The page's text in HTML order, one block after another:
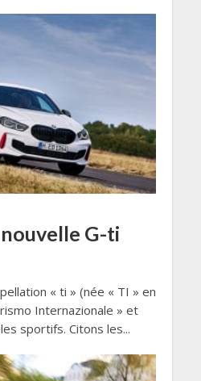
G-ti
« ti » (née « TI » en
Internazionale » et
sportifs. Citons les...